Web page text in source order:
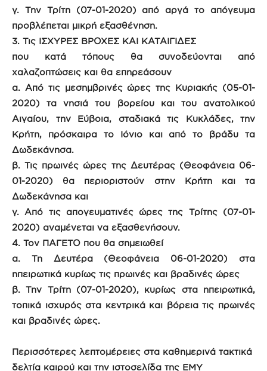
γ. Την Τρίτη (07-01-2020) από αργά το απόγευμα
προβλέπεται μικρή εξασθένηση.
3. Τις ΙΣΧΥΡΕΣ ΒΡΟΧΕΣ ΚΑΙ ΚΑΤΑΙΓΙΔΕΣ
που κατά τόπους θα συνοδεύονται από
χαλαζοπτώσεις και θα επηρεάσουν
α. Από τις μεσημβρινές ώρες της Κυριακής (05-01-
2020) τα νησιά του βορείου και του ανατολικού
Αιγαίου, την Εύβοια, σταδιακά τις Κυκλάδες, την
Κρήτη, πρόσκαιρα το Ιόνιο και από το βράδυ τα
Δωδεκάνησα.
β. Τις πρωινές ώρες της Δευτέρας (Θεοφάνεια 06-
01-2020) θα περιοριστούν στην Κρήτη και τα
Δωδεκάνησα και
γ. Από τις απογευματινές ώρες της Τρίτης (07-01-
2020) αναμένεται να εξασθενήσουν.
4. Τον ΠΑΓΕΤΟ που θα σημειωθεί
α. Τη Δευτέρα (Θεοφάνεια 06-01-2020) στα
ηπειρωτικά κυρίως τις πρωινές και βραδινές ώρες
β. Την Τρίτη (07-01-2020), κυρίως στα ηπειρωτικά,
τοπικά ισχυρός στα κεντρικά και βόρεια τις πρωινές
και βραδινές ώρες.
Περισσότερες λεπτομέρειες στα καθημερινά τακτικά
δελτία καιρού και την ιστοσελίδα της ΕΜΥ